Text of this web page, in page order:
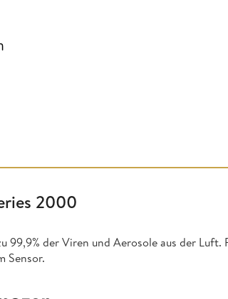
2000
99,9% der Viren und Aerosole aus der
Sensor.